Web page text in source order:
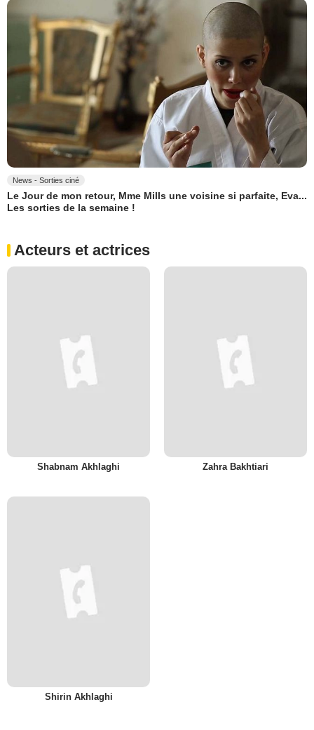
News - Sorties ciné
Le Jour de mon retour, Mme Mills une voisine si parfaite, Eva...
Les sorties de la semaine !
Acteurs et actrices
Shabnam Akhlaghi Zahra Bakhtiari
Shirin Akhlaghi